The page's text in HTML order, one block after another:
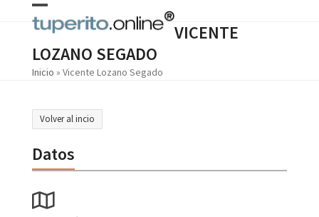
Open
mobile
menu
Close
mobile
menu
VICENTE
LOZANO SEGADO
Inicio » Vicente Lozano Segado
Volver al incio
Datos